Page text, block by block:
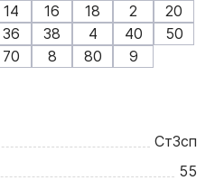
14 16 18 2
20
36 38 4 40
50
70 8 80 9
Ст3сп
55